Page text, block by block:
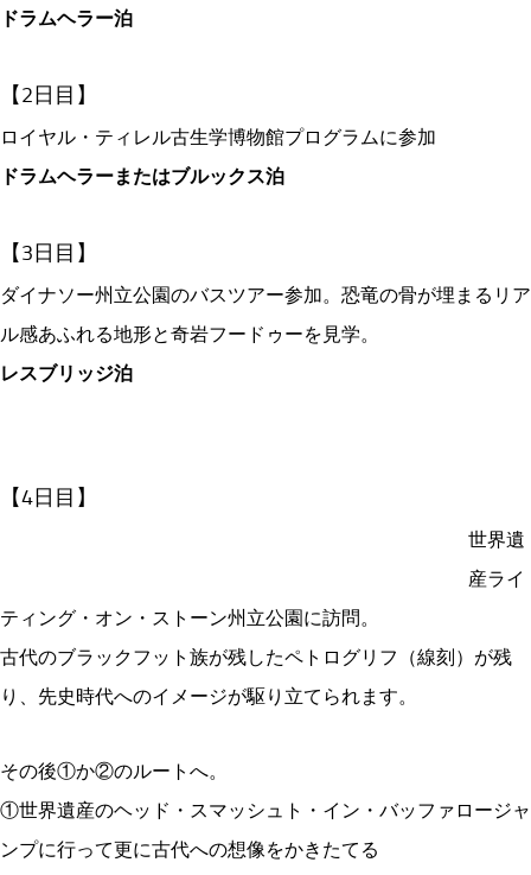
ドラムヘラー泊
【2日目】
ロイヤル・ティレル古生学博物館プログラムに参加
ドラムヘラーまたはブルックス泊
【3日目】
ダイナソー州立公園のバスツアー参加。恐竜の骨が埋まるリア
ル感あふれる地形と奇岩フードゥーを見学。
レスブリッジ泊
【4日目】
世界遺
産ライ
ティング・オン・ストーン州立公園に訪問。
古代のブラックフット族が残したペトログリフ（線刻）が残
り、先史時代へのイメージが駆り立てられます。
その後①か②のルートへ。
①世界遺産のヘッド・スマッシュト・イン・バッファロージャ
ンプに行って更に古代への想像をかきたてる